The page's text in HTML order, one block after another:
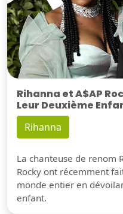
Rihanna et A$AP
Leur Deuxième
Rihanna
La chanteuse de renom
Rocky ont récemment
monde entier en
enfant.